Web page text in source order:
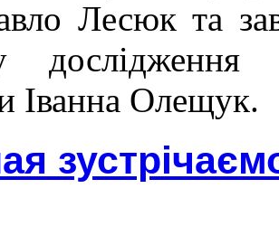
Лесюк та
Іванна Олещук.